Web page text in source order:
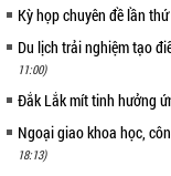
Kỳ họp chuyên đề lần
Du lịch trải nghiệm tạo
11:00)
Đắk Lắk mít tinh hưởng
Ngoại giao khoa học,
18:13)